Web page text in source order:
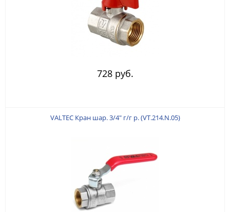
728 руб.
VALTEC Кран шар. 3/4" г/г р. (VT.214.N.05)